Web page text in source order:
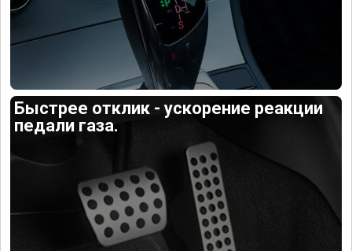
Быстрее отклик - ускорение реакции
педали газа.